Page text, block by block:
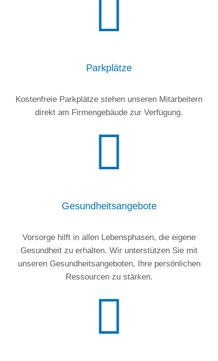
Parkplätze
Kostenfreie Parkplätze stehen unseren Mitarbeitern
direkt am Firmengebäude zur Verfügung.
Gesundheitsangebote
Vorsorge hilft in allen Lebensphasen, die eigene
Gesundheit zu erhalten. Wir unterstützen Sie mit
unseren Gesundheitsangeboten, Ihre persönlichen
Ressourcen zu stärken.